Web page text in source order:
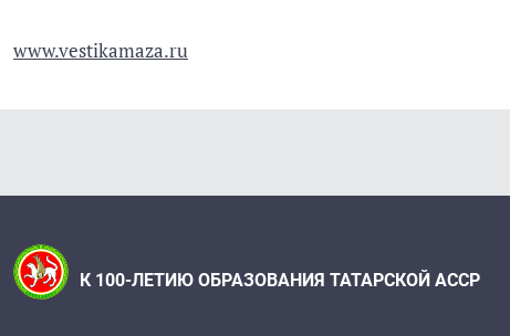
www.vestikamaza.ru
К 100-ЛЕТИЮ ОБРАЗОВАНИЯ ТАТАРСКОЙ АССР